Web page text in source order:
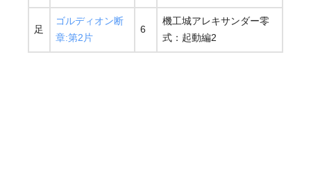
足
ゴルディオン断
章:第2片
6
機工城アレキサンダー零
式：起動編2